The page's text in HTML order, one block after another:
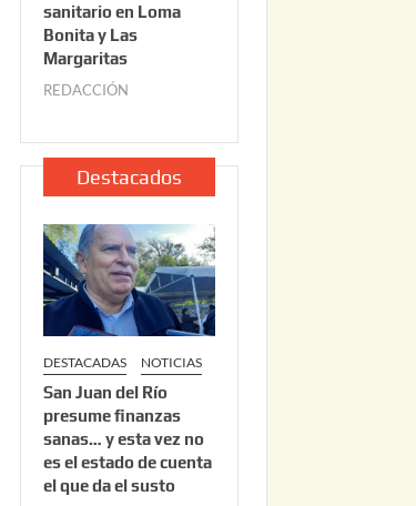
2
2
2
6
sanitario en Loma
Bonita y Las
Margaritas
REDACCIÓN
l
i
o
2
2
,
2
0
2
6
Destacados
DESTACADAS NOTICIAS
San Juan del Río
presume finanzas
sanas… y esta vez no
es el estado de cuenta
el que da el susto